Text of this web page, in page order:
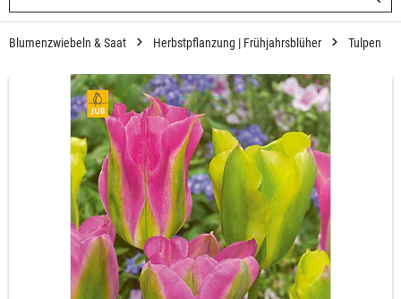
Blumenzwiebeln & Saat Herbstpflanzung | Frühjahrsblüher Tulpen